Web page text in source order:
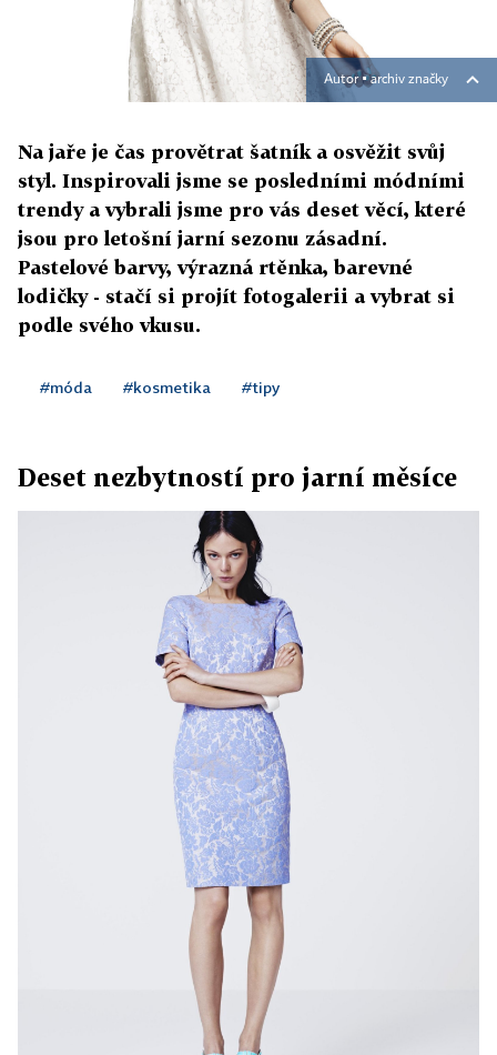
Autor ▪archiv značky
Na jaře je čas provětrat šatník a osvěžit svůj
styl. Inspirovali jsme se posledními módními
trendy a vybrali jsme pro vás deset věcí, které
jsou pro letošní jarní sezonu zásadní.
Pastelové barvy, výrazná rtěnka, barevné
lodičky - stačí si projít fotogalerii a vybrat si
podle svého vkusu.
#móda #kosmetika #tipy
Deset nezbytností pro jarní měsíce